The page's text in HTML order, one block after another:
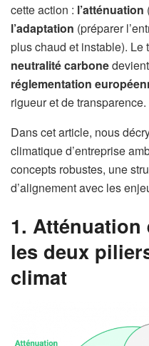
cette action : l’atténuation
l’adaptation (préparer
plus chaud et instable). Le
neutralité carbone
réglementation
rigueur et de transparence.
Dans cet article, nous
climatique d’entreprise
concepts robustes, une
d’alignement avec les
1. Atténuation
les deux
climat